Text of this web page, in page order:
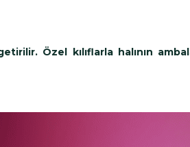
Özel kılıflarla halının